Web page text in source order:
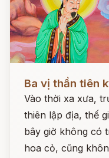
Ba vị thần tiên
Vào thời xa xưa,
thiên lập địa, thế
bây giờ không có
hoa cỏ, cũng